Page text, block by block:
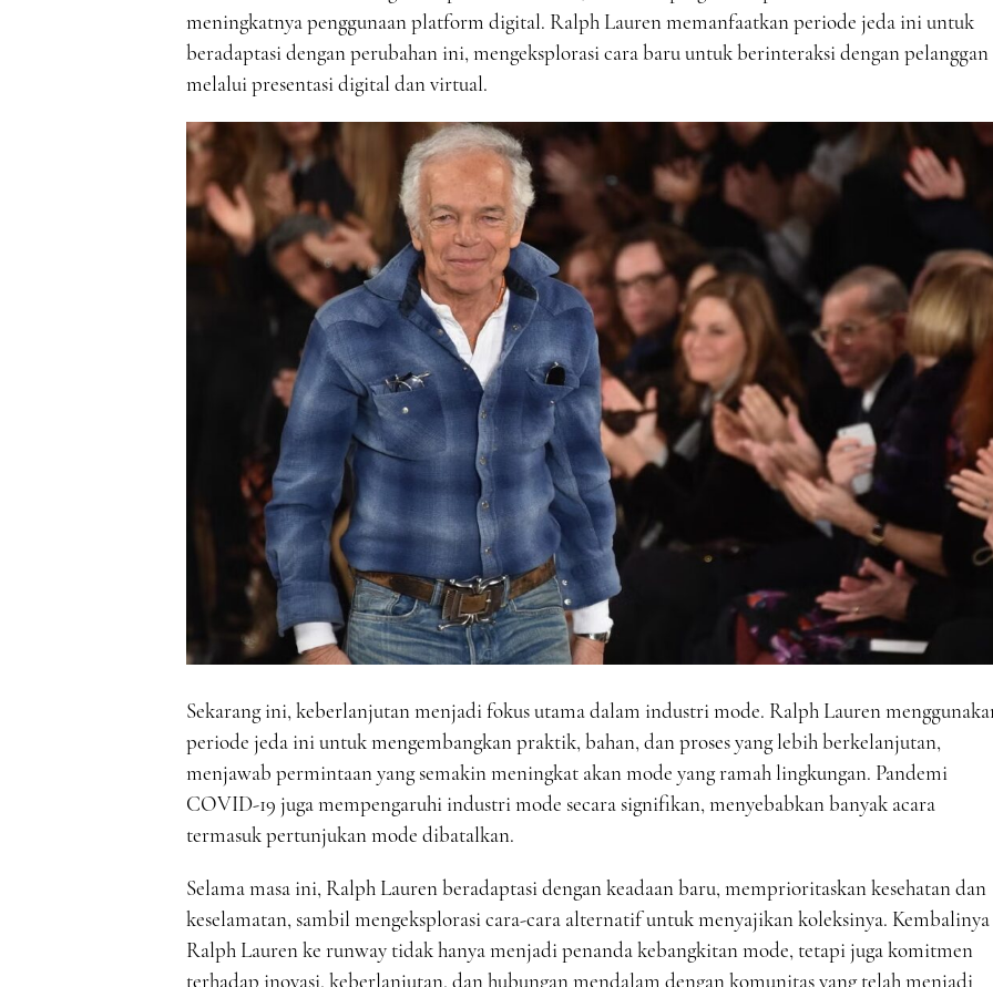
meningkatnya penggunaan platform digital. Ralph Lauren memanfaatkan periode jeda ini untuk
beradaptasi dengan perubahan ini, mengeksplorasi cara baru untuk berinteraksi dengan pelanggan
melalui presentasi digital dan virtual.
Sekarang ini, keberlanjutan menjadi fokus utama dalam industri mode. Ralph Lauren
periode jeda ini untuk mengembangkan praktik, bahan, dan proses yang lebih berkelanjutan,
menjawab permintaan yang semakin meningkat akan mode yang ramah lingkungan. Pandemi
COVID-19 juga mempengaruhi industri mode secara signifikan, menyebabkan banyak acara
termasuk pertunjukan mode dibatalkan.
Selama masa ini, Ralph Lauren beradaptasi dengan keadaan baru, memprioritaskan kesehatan dan
keselamatan, sambil mengeksplorasi cara-cara alternatif untuk menyajikan koleksinya. Kembalinya
Ralph Lauren ke runway tidak hanya menjadi penanda kebangkitan mode, tetapi juga komitmen
terhadap inovasi, keberlanjutan, dan hubungan mendalam dengan komunitas yang telah menjadi